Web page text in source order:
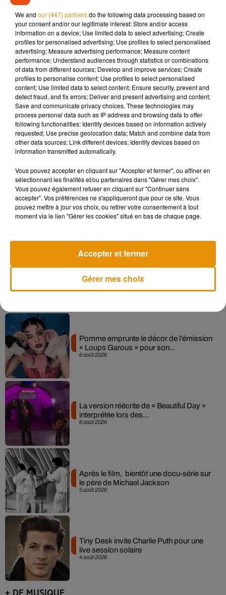
catastrophique
pour les familles ».
La Gresle n’est pas la seule commune concernée. D’après
nos confrères, le secteur entier est dépourvu de garde
médicale, car les médecins, qui sont trop peu nombreux, en
sont dispensés.
A La Gresle, interdiction de mourir les week-ends et jours
fériés#Loirehttps://t.co/ZqqzEYelsZ
— Le Progrès Loire (@Leprogresloire)December 6, 2019
Musique
7 août 2026
Madonna sort enfin le remix de « Love
Sensation » avec Kylie Minogue
collaboration tant attendue
6 août 2026
Pomme emprunte le décor de l’émission
« Loups Garous » pour son...
6 août 2026
La version réécrite de « Beautiful Day »
interprétée lors des...
5 août 2026
Après le film, bientôt une docu-série sur
le père de Michael Jackson
4 août 2026
Tiny Desk invite Charlie Puth pour une
live session solaire
We and our (447) partnersdo the following data processing based on
your consent and/or our legitimate interest: Store and/or access
information on a device; Use limited data to select advertising; Create
profiles for personalised advertising; Use profiles to select personalised
advertising; Measure advertising performance; Measure content
performance; Understand audiences through statistics or combinations
of data from different sources; Develop and improve services; Create
profiles to personalise content; Use profiles to select personalised
content; Use limited data to select content; Ensure security, prevent and
detect fraud, and fix errors; Deliver and present advertising and content;
Save and communicate privacy choices. These technologies may
process personal data such as IP address and browsing data to offer
following functionalities: Identify devices based on information actively
requested; Use precise geolocation data; Match and combine data from
other data sources; Link different devices; Identify devices based on
information transmitted automatically.
Vous pouvez accepter en cliquant sur "Accepter et fermer", ou affiner en
sélectionnant les finalités et/ou partenaires dans "Gérer mes choix".
Vous pouvez également refuser en cliquant sur "Continuer sans
accepter". Vos préférences ne s'appliqueront que pour ce site. Vous
pouvez mettre à jour vos choix, ou retirer votre consentement à tout
moment via le lien "Gérer les cookies" situé en bas de chaque page.
Gérer mes choix
Accepter et fermer